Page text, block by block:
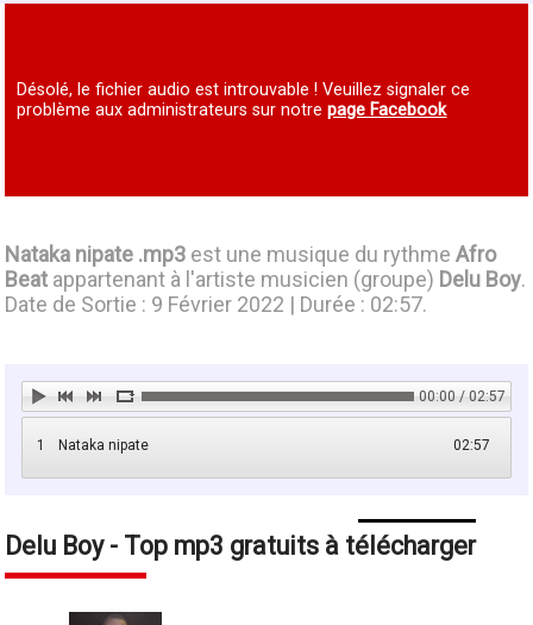
Désolé, le fichier audio est introuvable ! Veuillez signaler ce
problème aux administrateurs sur notrepage Facebook
Nataka nipate .mp3 est une musique du rythmeAfro
Beat appartenant à l'artiste musicien (groupe) Delu Boy.
Date de Sortie : 9 Février 2022 | Durée : 02:57.
00:00 / 02:57
1 02:57
Nataka nipate
Delu Boy - Top mp3 gratuits à télécharger